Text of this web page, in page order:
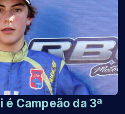
Campeão da 3ª